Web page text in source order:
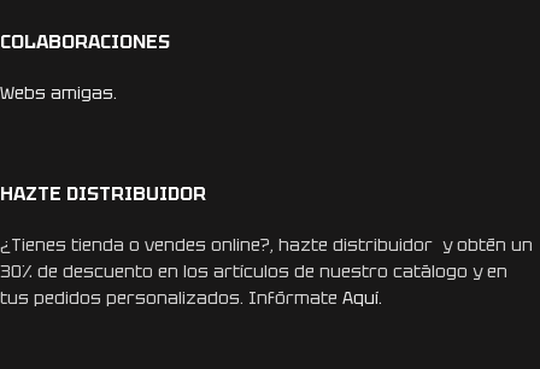
COLABORACIONES
Webs amigas.
HAZTE DISTRIBUIDOR
¿Tienes tienda o vendes online?, hazte distribuidor y obtén un
30% de descuento en los artículos de nuestro catálogo y en
tus pedidos personalizados. Infórmate Aquí.